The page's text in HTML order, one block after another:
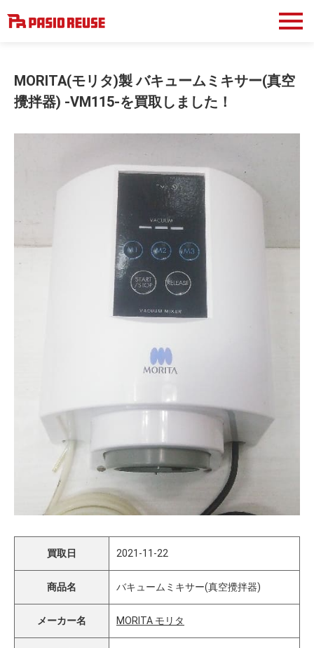
MORITA(モリタ)製 バキュームミキサー(真空
攪拌器) -VM115-を買取しました！
買取日 2021-11-22
商品名 バキュームミキサー(真空攪拌器)
メーカー名 MORITA モリタ